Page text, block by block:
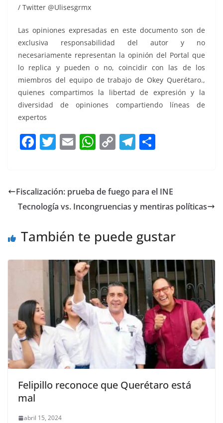
/ Twitter @Ulisesgrmx
Las opiniones expresadas en este documento son de
exclusiva responsabilidad del autor y no
necesariamente representan la opinión del Portal que
lo replica y pueden o no, coincidir con las de los
miembros del equipo de trabajo de Okey Querétaro.,
quienes compartimos la libertad de expresión y la
diversidad de opiniones compartiendo líneas de
expertos
F
e
b
o
T
er
E
l
W
s
A
p
C
y
Li
k
T
gr
a
e
Fiscalización: prueba de fuego para el INE
Tecnología vs. Incongruencias y mentiras políticas
También te puede gustar
Felipillo reconoce que Querétaro está
mal
abril 15, 2024